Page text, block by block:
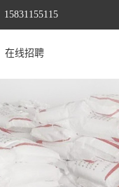
15831155115
在线招聘